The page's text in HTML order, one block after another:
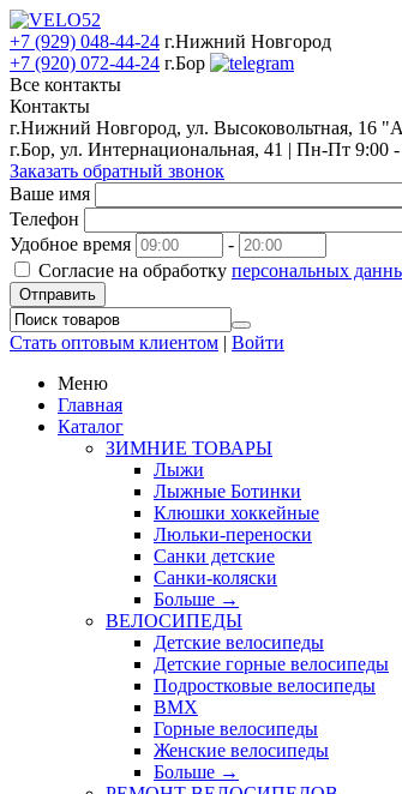
+7 (929) 048-44-24 г.Нижний Новгород
+7 (920) 072-44-24 г.Бор
Все контакты
Контакты
г.Нижний Новгород, ул. Высоковольтная, 16
г.Бор, ул. Интернациональная, 41 | Пн-Пт 9:00
Заказать обратный звонок
Ваше имя
Телефон
Удобное время
-
Согласие на обработку персональных
Отправить
Стать оптовым клиентом | Войти
Меню
Главная
Каталог
ЗИМНИЕ ТОВАРЫ
Лыжи
Лыжные Ботинки
Клюшки хоккейные
Люльки-переноски
Санки детские
Санки-коляски
Больше →
ВЕЛОСИПЕДЫ
Детские велосипеды
Детские горные велосипеды
Подростковые велосипеды
BMX
Горные велосипеды
Женские велосипеды
Больше →